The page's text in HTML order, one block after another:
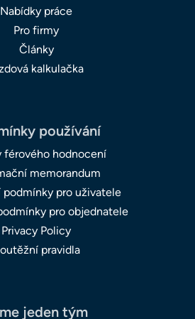
Nabídky práce
Pro firmy
Články
kalkulačka
používání
férového hodnocení
memorandum
podmínky pro uživatele
pro objednatele
Privacy Policy
pravidla
jeden tým